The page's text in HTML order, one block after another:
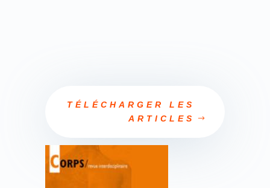
TÉLÉCHARGER LES
ARTICLES